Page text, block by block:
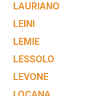
LAURIANO
LEINI
LEMIE
LESSOLO
LEVONE